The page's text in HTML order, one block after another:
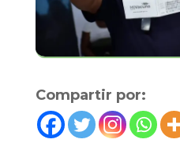
Compartir por: